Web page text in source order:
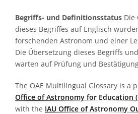
Begriffs- und Definitionsstatus Die
dieses Begriffes auf Englisch
forschenden Astronom und einer
Die Übersetzung dieses Begriffs
warten auf Prüfung und
The OAE Multilingual Glossary is a
Office of Astronomy for Education
with the IAU Office of Astronomy